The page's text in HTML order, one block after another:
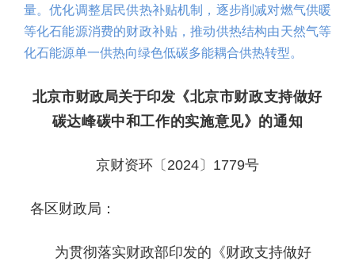
量。优化调整居民供热补贴机制，逐步削减对燃气供暖
等化石能源消费的财政补贴，推动供热结构由天然气等
化石能源单一供热向绿色低碳多能耦合供热转型。
北京市财政局关于印发《北京市财政支持做好
碳达峰碳中和工作的实施意见》的通知
京财资环〔2024〕1779号
各区财政局：
为贯彻落实财政部印发的《财政支持做好